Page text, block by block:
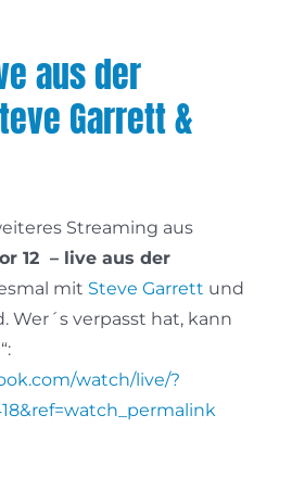
aus der
Garrett &
Streaming aus
12 – live aus der
mit Steve Garrett und
Wer´s verpasst hat, kann
watch/live/?